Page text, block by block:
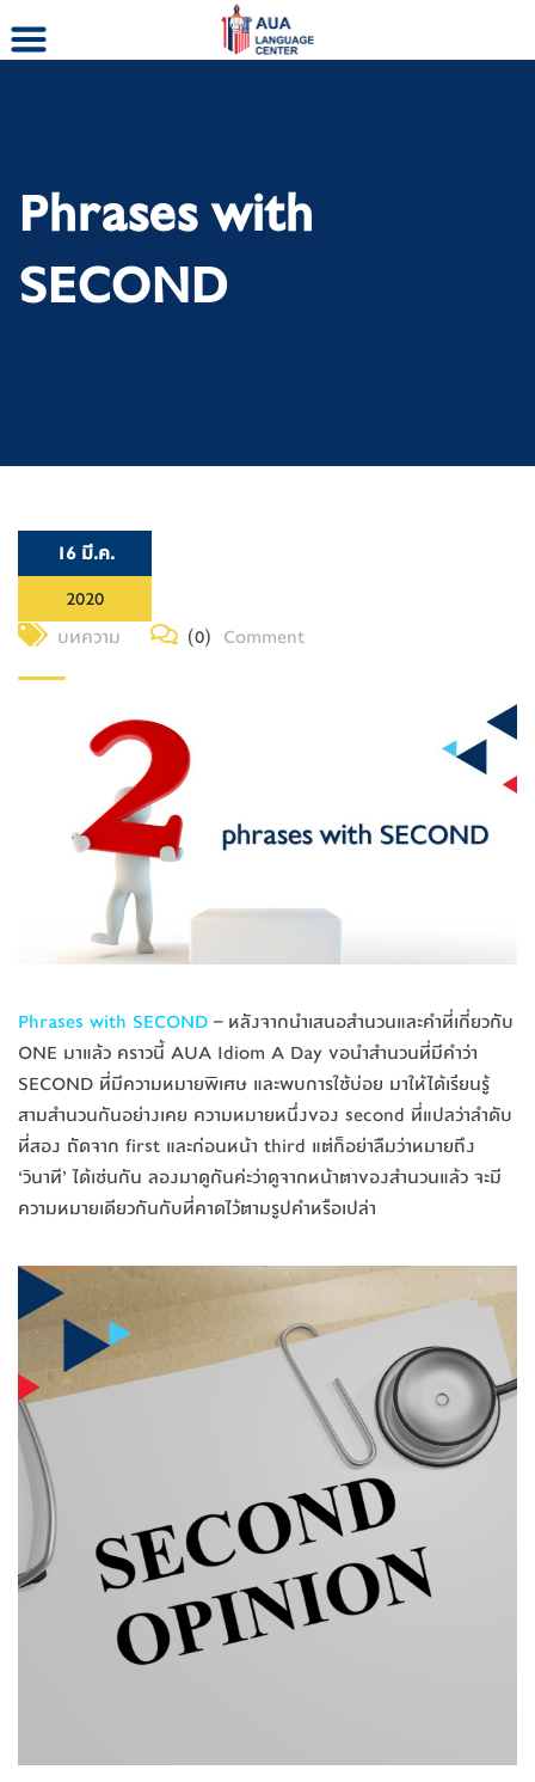
Phrases with
SECOND
16 มี.ค.
2020
บทความ
(0) Comment
Phrases with SECOND – หลังจากนำเสนอสำนวนและคำที่เกี่ยวกับ
ONE มาแล้ว คราวนี้ AUA Idiom A Day ขอนำสำนวนที่มีคำว่า
SECOND ที่มีความหมายพิเศษ และพบการใช้บ่อย มาให้ได้เรียนรู้
สามสำนวนกันอย่างเคย ความหมายหนึ่งของ second ที่แปลว่าลำดับ
ที่สอง ถัดจาก first และก่อนหน้า third แต่ก็อย่าลืมว่าหมายถึง
‘วินาที’ ได้เช่นกัน ลองมาดูกันค่ะว่าดูจากหน้าตาของสำนวนแล้ว จะมี
ความหมายเดียวกันกับที่คาดไว้ตามรูปคำหรือเปล่า